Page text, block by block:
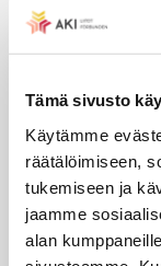
Tämä sivusto
Käytämme
räätälöimiseen,
tukemiseen ja
jaamme
alan
JÄSENYYS
Henkilöjäsenyys